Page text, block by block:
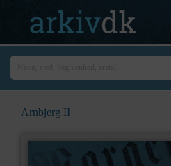
Arnbjerg II